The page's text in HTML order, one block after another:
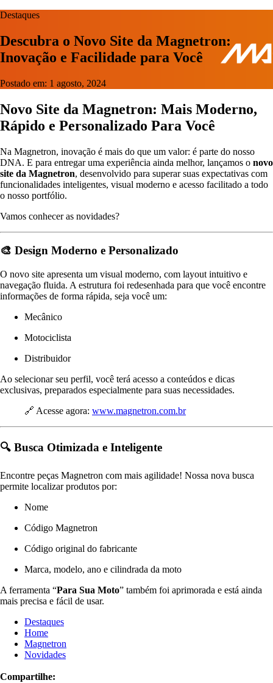
Destaques
Descubra o Novo Site da Magnetron:
Inovação e Facilidade para Você
Postado em: 1 agosto, 2024
Novo Site da Magnetron: Mais Moderno,
Rápido e Personalizado Para Você
Na Magnetron, inovação é mais do que um valor: é parte do nosso
DNA. E para entregar uma experiência ainda melhor, lançamos o novo
site da Magnetron, desenvolvido para superar suas expectativas com
funcionalidades inteligentes, visual moderno e acesso facilitado a todo
o nosso portfólio.
Vamos conhecer as novidades?
🎨 Design Moderno e Personalizado
O novo site apresenta um visual moderno, com layout intuitivo e
navegação fluida. A estrutura foi redesenhada para que você encontre
informações de forma rápida, seja você um:
Mecânico
Motociclista
Distribuidor
Ao selecionar seu perfil, você terá acesso a conteúdos e dicas
exclusivas, preparados especialmente para suas necessidades.
🔗 Acesse agora: www.magnetron.com.br
🔍 Busca Otimizada e Inteligente
Encontre peças Magnetron com mais agilidade! Nossa nova busca
permite localizar produtos por:
Nome
Código Magnetron
Código original do fabricante
Marca, modelo, ano e cilindrada da moto
A ferramenta “Para Sua Moto” também foi aprimorada e está ainda
mais precisa e fácil de usar.
Destaques
Home
Magnetron
Novidades
Compartilhe: